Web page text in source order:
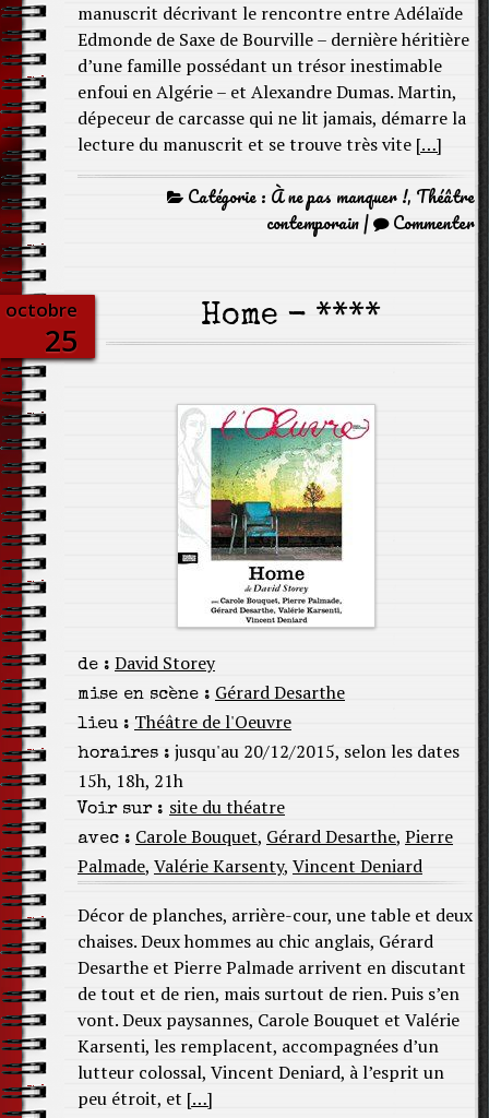
manuscrit décrivant le rencontre entre Adélaïde
Edmonde de Saxe de Bourville – dernière héritière
d’une famille possédant un trésor inestimable
enfoui en Algérie – et Alexandre Dumas. Martin,
dépeceur de carcasse qui ne lit jamais, démarre la
lecture du manuscrit et se trouve très vite […]
Catégorie : À ne pas manquer !, Théâtre
contemporain| Commenter
octobre
25
Home - ****
de : David Storey
mise en scène : Gérard Desarthe
lieu : Théâtre de l'Oeuvre
horaires : jusqu'au 20/12/2015, selon les dates
15h, 18h, 21h
Voir sur : site du théatre
avec : Carole Bouquet, Gérard Desarthe, Pierre
Palmade, Valérie Karsenty, Vincent Deniard
Décor de planches, arrière-cour, une table et deux
chaises. Deux hommes au chic anglais, Gérard
Desarthe et Pierre Palmade arrivent en discutant
de tout et de rien, mais surtout de rien. Puis s’en
vont. Deux paysannes, Carole Bouquet et Valérie
Karsenti, les remplacent, accompagnées d’un
lutteur colossal, Vincent Deniard, à l’esprit un
peu étroit, et […]